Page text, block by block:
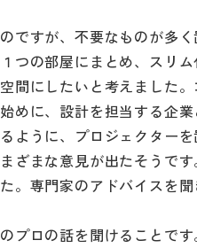
ですが、不要なものが多
つの部屋にまとめ、スリ
間にしたいと考えました
めに、設計を担当する企
ように、プロジェクター
ざまな意見が出たそうで
。専門家のアドバイスを
プロの話を聞けることで